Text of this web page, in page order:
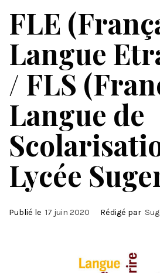
FLE
Langue
/ FLS
Langue de
Lycée
Publié le 17 juin 2020 Rédigé par